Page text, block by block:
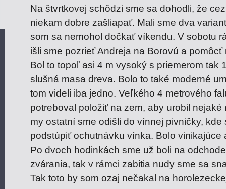
Na štvrtkovej schôdzi sme sa dohodli, že
niekam dobre zašliapať. Mali sme dva
som sa nemohol dočkať víkendu. V sobotu
išli sme pozrieť Andreja na Borovú a
Bol to topoľ asi 4 m vysoký s priemerom tak
slušná masa dreva. Bolo to také moderné
tom videli iba jedno. Veľkého 4 metrového
potreboval položiť na zem, aby urobil
my ostatní sme odišli do vínnej pivničky, kde
podstúpiť ochutnávku vínka. Bolo vinikajúce
Po dvoch hodinkách sme už boli na
zvárania, tak v rámci zabitia nudy sme sa
Tak toto by som ozaj nečakal na